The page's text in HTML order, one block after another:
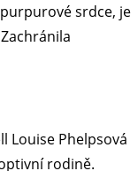
srdce, je
Louise Phelpsová
rodině.